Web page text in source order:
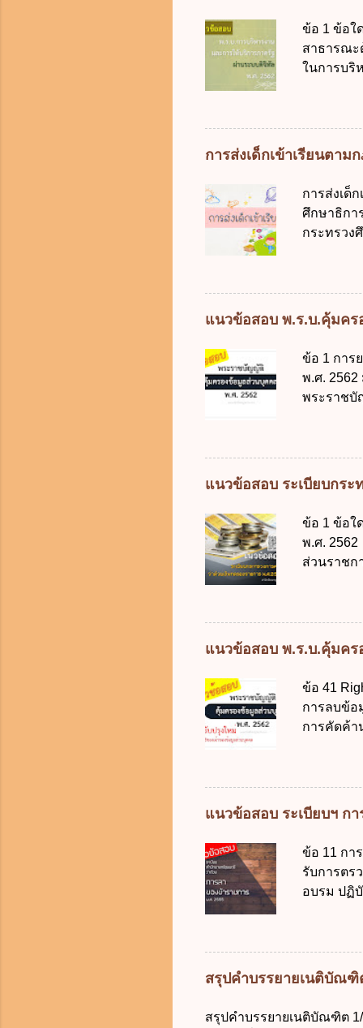
ต้องการข
หรือเหตุ
ของรัฐจะ
ประกอบ
ข้อ 1 ข้อใ
สาธารณะ
ในการบริ
(องค์กา
ระบบดิจิทั
อย่างคุ้มค่
ตามมาต
การใช้จ่
ได้ถูกต้อง
เป็นศูนย์
บริหารจั
ภาครัฐแ
การส่งเด็กเข้าเรียนตาม
การส่งเด็
ศึกษาธิกา
กระทรวง
การศึกษ
ดังนี้ 1. คำ
แต่เด็กที่
มารดา
ประมวล
รับใช้กา
ของการเ
ภายใน 7
แนวข้อสอบ พ.ร.บ.คุ้มคร
ข้อ 1 การ
พ.ศ.
พระราชบั
ในบังคับ
แห่ง ข. กิ
ข้อ 3 โดย
ง. 29 พฤ
การเก็บ
ควบคุมข้
ไม่มีข้อใ
คุ้มครอง
แนวข้อสอบ ระเบียบกระ
ข้อ 1 ข้อใ
พ.ศ.
ส่วนราชก
ง. สนับส
จากงบปร
2562 ออ
2561 ข.
เงินคงคลั
เงิน การ
ราชการ
สำรองจ่า
10,000
แนวข้อสอบ พ.ร.บ.คุ้มคร
ข้อ 41
การลบข้อ
การคัดค้า
ให้เกิดค
บุคคล ใน
ต้อง ก. ร้
ในการล
ข้อมูลส่ว
สามารถร
ข้อใดไม่
เป็นข้อมู
การเก็บ
แนวข้อสอบ ระเบียบฯ ก
ข้อ 11 กา
รับการตร
อบรม ปฏิบั
ต้องลาภ
ทำการ ข้อ
วัน ข. ลา
ง. ลาต่อ
นายกรัฐม
สรุปคำบรรยายเนติบัณ
สรุปคำบรรยายเนติบัณฑิต